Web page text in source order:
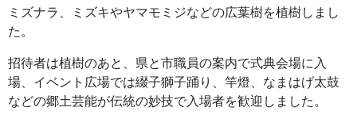
ミズナラ、ミズキやヤマモミジなどの広葉樹を植樹しまし
た。
招待者は植樹のあと、県と市職員の案内で式典会場に入
場、イベント広場では綴子獅子踊り、竿燈、なまはげ太鼓
などの郷土芸能が伝統の妙技で入場者を歓迎しました。